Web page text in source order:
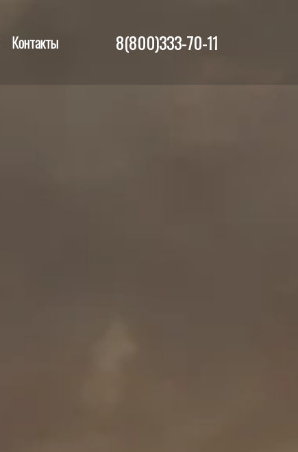
Контакты 8(800)333-70-11